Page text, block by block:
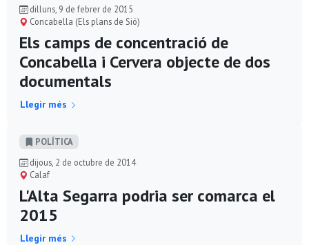
dilluns, 9 de febrer de 2015
Concabella (Els plans de Sió)
Els camps de concentració de
Concabella i Cervera objecte de dos
documentals
Llegir més
POLÍ­TICA
dijous, 2 de octubre de 2014
Calaf
L'Alta Segarra podria ser comarca el
2015
Llegir més